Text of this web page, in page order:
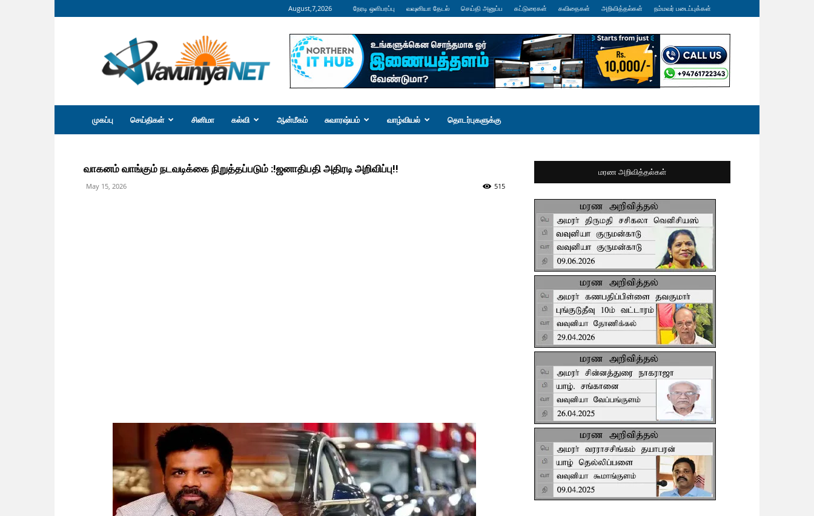
August,7,2026 நேரடி ஒளிபரப்பு வவுனியா தேடல் செய்தி அனுப்ப கட்டுரைகள் கவிதைகள் அறிவித்தல்கள் நம்மவர் படைப்புக்கள்
வவுனியா
நெற்
முகப்பு செய்திகள் சினிமா கல்வி ஆன்மீகம் சுவாரஷ்யம் வாழ்வியல் தொடர்புகளுக்கு
வாகனம் வாங்கும் நடவடிக்கை நிறுத்தப்படும் :!ஜனாதிபதி அதிரடி அறிவிப்பு!!
May 15, 2026 515
மரண அறிவித்தல்கள்